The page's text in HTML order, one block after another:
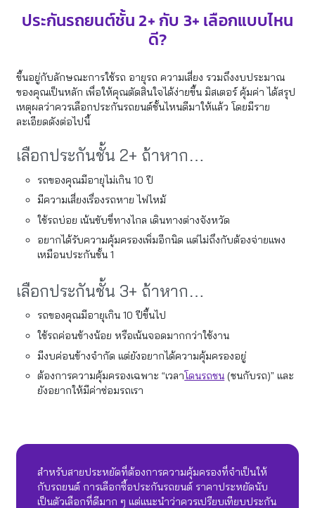
ประกันรถยนต์ชั้น 2+ กับ 3+ เลือกแบบไหน
ดี?
ขึ้นอยู่กับลักษณะการใช้รถ อายุรถ ความเสี่ยง รวมถึงงบประมาณ
ของคุณเป็นหลัก เพื่อให้คุณตัดสินใจได้ง่ายขึ้น มิสเตอร์ คุ้มค่า ได้สรุป
เหตุผลว่าควรเลือกประกันรถยนต์ชั้นไหนดีมาให้แล้ว โดยมีราย
ละเอียดดังต่อไปนี้
เลือกประกันชั้น 2+ ถ้าหาก…
รถของคุณมีอายุไม่เกิน 10 ปี
มีความเสี่ยงเรื่องรถหาย ไฟไหม้
ใช้รถบ่อย เน้นขับขี่ทางไกล เดินทางต่างจังหวัด
อยากได้รับความคุ้มครองเพิ่มอีกนิด แต่ไม่ถึงกับต้องจ่ายแพง
เหมือนประกันชั้น 1
เลือกประกันชั้น 3+ ถ้าหาก…
รถของคุณมีอายุเกิน 10 ปีขึ้นไป
ใช้รถค่อนข้างน้อย หรือเน้นจอดมากกว่าใช้งาน
มีงบค่อนข้างจำกัด แต่ยังอยากได้ความคุ้มครองอยู่
ต้องการความคุ้มครองเฉพาะ “เวลาโดนรถชน (ชนกับรถ)” และ
ยังอยากให้มีค่าซ่อมรถเรา
สำหรับสายประหยัดที่ต้องการความคุ้มครองที่จำเป็นให้
กับรถยนต์ การเลือกซื้อประกันรถยนต์ ราคาประหยัดนับ
เป็นตัวเลือกที่ดีมาก ๆ แต่แนะนำว่าควรเปรียบเทียบประกัน